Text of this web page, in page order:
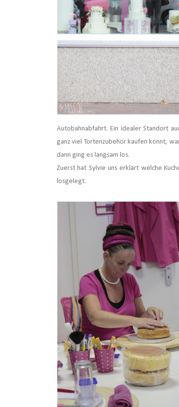
Autobahnabfahrt. Ein idealer Standort
ganz viel Tortenzubehör kaufen könnt,
dann ging es langsam los.
Zuerst hat Sylvie uns erklärt welche
losgelegt.